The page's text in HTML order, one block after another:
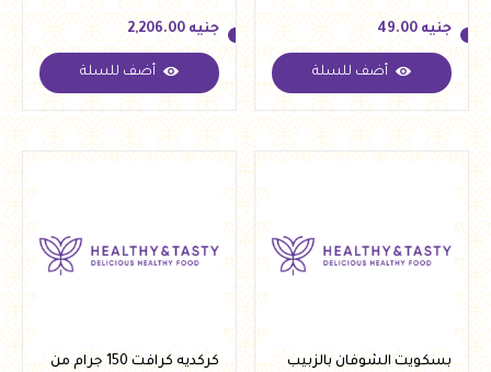
جنيه
جنيه 49.00
أضف للسلة
تشك
جنيه
جنيه 2,206.00
أضف للسلة
بسكويت الشوفان بالزبيب
كركديه كرافت 150 جرام من